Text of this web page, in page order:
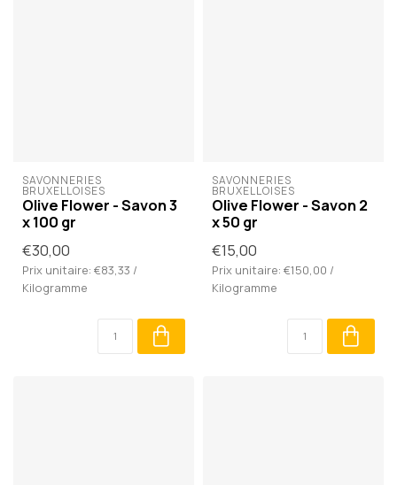
SAVONNERIES
BRUXELLOISES
Olive Flower - Savon 3
x 100 gr
€30,00
Prix unitaire: €83,33 /
Kilogramme
SAVONNERIES
BRUXELLOISES
Olive Flower - Savon 2
x 50 gr
€15,00
Prix unitaire: €150,00 /
Kilogramme